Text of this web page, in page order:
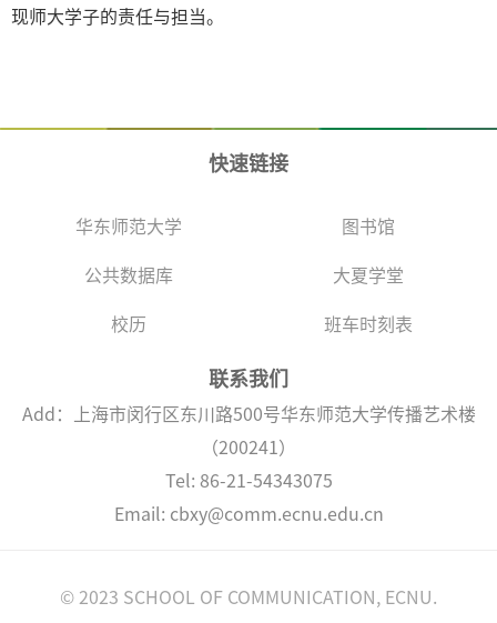
现师大学子的责任与担当。
快速链接
华东师范大学 图书馆
公共数据库 大夏学堂
校历 班车时刻表
联系我们
Add：上海市闵行区东川路500号华东师范大学传播艺术楼
（200241）
Tel: 86-21-54343075
Email: cbxy@comm.ecnu.edu.cn
© 2023 SCHOOL OF COMMUNICATION, ECNU.